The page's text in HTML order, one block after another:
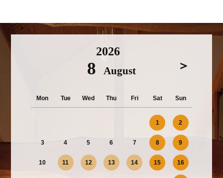
2026
8 August ＞
Mon Tue Wed Thu Fri Sat Sun
1 2
3 4 5 6 7 8 9
10 11 12 13 14 15 16